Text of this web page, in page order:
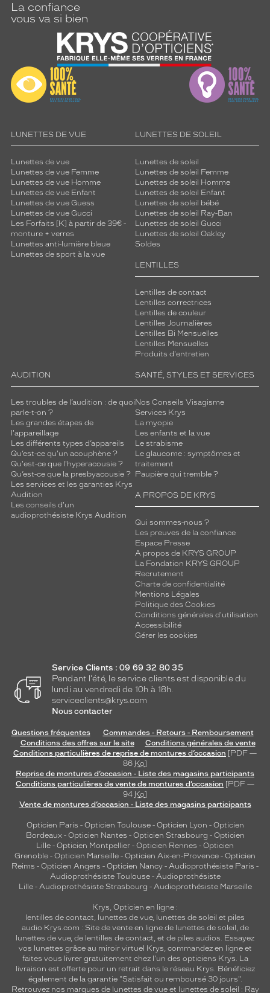
La confiance
vous va si bien
LUNETTES DE VUE
Lunettes de vue
Lunettes de vue Femme
Lunettes de vue Homme
Lunettes de vue Enfant
Lunettes de vue Guess
Lunettes de vue Gucci
Les Forfaits [K] à partir de 39€ -
monture + verres
Lunettes anti-lumière bleue
Lunettes de sport à la vue
LUNETTES DE SOLEIL
Lunettes de soleil
Lunettes de soleil Femme
Lunettes de soleil Homme
Lunettes de soleil Enfant
Lunettes de soleil bébé
Lunettes de soleil Ray-Ban
Lunettes de soleil Gucci
Lunettes de soleil Oakley
Soldes
LENTILLES
Lentilles de contact
Lentilles correctrices
Lentilles de couleur
Lentilles Journalières
Lentilles Bi Mensuelles
Lentilles Mensuelles
Produits d'entretien
AUDITION
Les troubles de l’audition : de quoi
parle-t-on ?
Les grandes étapes de
l'appareillage
Les différents types d’appareils
Qu’est-ce qu'un acouphène ?
Qu'est-ce que l'hyperacousie ?
Qu’est-ce que la presbyacousie ?
Les services et les garanties Krys
Audition
Les conseils d'un
audioprothésiste Krys Audition
SANTÉ, STYLES ET SERVICES
Nos Conseils Visagisme
Services Krys
La myopie
Les enfants et la vue
Le strabisme
Le glaucome : symptômes et
traitement
Paupière qui tremble ?
A PROPOS DE KRYS
Qui sommes-nous ?
Les preuves de la confiance
Espace Presse
A propos de KRYS GROUP
La Fondation KRYS GROUP
Recrutement
Charte de confidentialité
Mentions Légales
Politique des Cookies
Conditions générales d'utilisation
Accessibilité
Gérer les cookies
Service Clients : 09 69 32 80 35
Pendant l'été, le service clients est disponible du
lundi au vendredi de 10h à 18h.
serviceclients@krys.com
Nous contacter
Questions fréquentes
Commandes - Retours - Remboursement
Conditions des offres sur le site
Conditions générales de vente
Conditions particulières de reprise de montures d’occasion [PDF —
86 Ko]
Reprise de montures d’occasion - Liste des magasins participants
Conditions particulières de vente de montures d’occasion [PDF —
94 Ko]
Vente de montures d’occasion - Liste des magasins participants
Opticien Paris - Opticien Toulouse- Opticien Lyon - Opticien
Bordeaux- Opticien Nantes - Opticien Strasbourg - Opticien
Lille - Opticien Montpellier - Opticien Rennes - Opticien
Grenoble - Opticien Marseille - Opticien Aix-en-Provence - Opticien
Reims - Opticien Angers - Opticien Nancy - Audioprothésiste Paris -
Audioprothésiste Toulouse- Audioprothésiste
Lille- Audioprothésiste Strasbourg - Audioprothésiste Marseille
Krys, Opticien en ligne :
lentilles de contact, lunettes de vue, lunettes de soleil et piles
audio Krys.com : Site de vente en ligne de lunettes de soleil, de
lunettes de vue, de lentilles de contact, et de piles audios. Essayez
vos lunettes grâce au miroir virtuel Krys, commandez en ligne et
faites vous livrer gratuitement chez l'un des opticiens Krys. La
livraison est offerte pour un retrait dans le réseau Krys. Bénéficiez
également de la garantie "Satisfait ou remboursé 30 jours".
Retrouvez nos marques de lunettes de vue et lunettes de soleil : Ray